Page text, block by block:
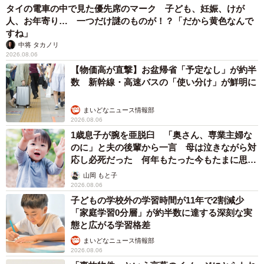
タイの電車の中で見た優先席のマーク 子ども、妊娠、けが
人、お年寄り… 一つだけ謎のものが！？「だから黄色なんで
すね」
中将 タカノリ
2026.08.06
【物価高が直撃】お盆帰省「予定なし」が約半
数 新幹線・高速バスの「使い分け」が鮮明に
まいどなニュース情報部
2026.08.06
1歳息子が腕を亜脱臼 「奥さん、専業主婦な
のに」と夫の後輩から一言 母は泣きながら対
応し必死だった 何年もたった今もたまに思い
出し…山岡 もと子
2026.08.06
子どもの学校外の学習時間が11年で2割減少
「家庭学習0分層」が約半数に達する深刻な実
態と広がる学習格差
まいどなニュース情報部
2026.08.06